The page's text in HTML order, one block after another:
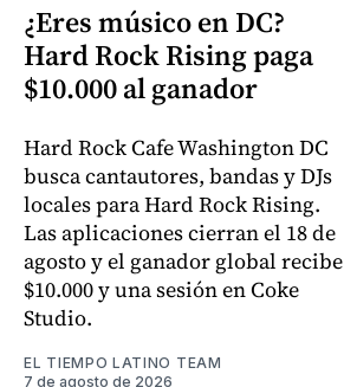
¿Eres músico en DC?
Hard Rock Rising paga
$10.000 al ganador
Hard Rock Cafe Washington DC
busca cantautores, bandas y DJs
locales para Hard Rock Rising.
Las aplicaciones cierran el 18 de
agosto y el ganador global recibe
$10.000 y una sesión en Coke
Studio.
EL TIEMPO LATINO TEAM
7 de agosto de 2026